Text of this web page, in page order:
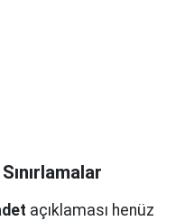
açıklaması henüz